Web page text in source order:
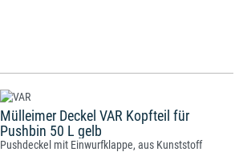
Mülleimer Deckel VAR Kopfteil für
Pushbin 50 L gelb
Pushdeckel mit Einwurfklappe, aus Kunststoff